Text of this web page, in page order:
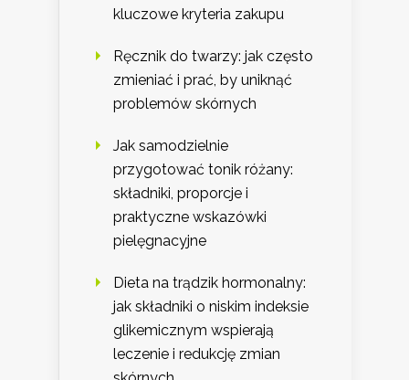
kluczowe kryteria zakupu
Ręcznik do twarzy: jak często
zmieniać i prać, by uniknąć
problemów skórnych
Jak samodzielnie
przygotować tonik różany:
składniki, proporcje i
praktyczne wskazówki
pielęgnacyjne
Dieta na trądzik hormonalny:
jak składniki o niskim indeksie
glikemicznym wspierają
leczenie i redukcję zmian